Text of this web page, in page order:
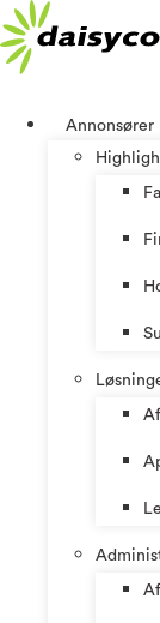
Skip
to
content
Annonsører